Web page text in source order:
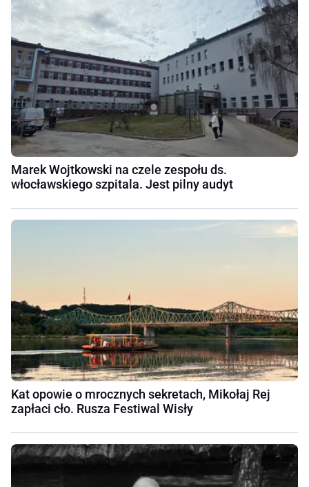
Marek Wojtkowski na czele zespołu ds.
włocławskiego szpitala. Jest pilny audyt
Kat opowie o mrocznych sekretach, Mikołaj Rej
zapłaci cło. Rusza Festiwal Wisły